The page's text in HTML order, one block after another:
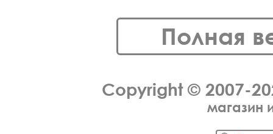
Полная
Copyright © 2007-
магазин